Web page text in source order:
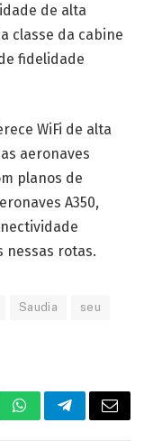
de alta
classe da cabine
fidelidade
WiFi de alta
aeronaves
planos de
A350,
nessas rotas.
Saudia seu
WhatsAppTelegrama
E-